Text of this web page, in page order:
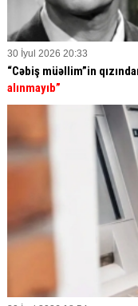
30 İyul 2026 20:33
“Cəbiş müəllim”in
alınmayıb”